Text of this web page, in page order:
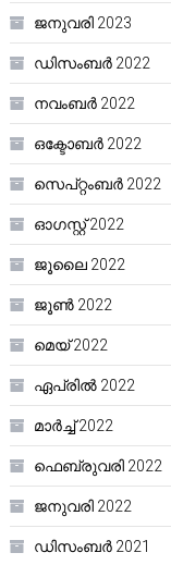
ജനുവരി 2023
ഡിസംബർ 2022
നവംബർ 2022
ഒക്ടോബർ 2022
സെപ്റ്റംബർ 2022
ഓഗസ്റ്റ്‌ 2022
ജൂലൈ 2022
ജൂൺ 2022
മെയ്‌ 2022
ഏപ്രിൽ 2022
മാർച്ച്‌ 2022
ഫെബ്രുവരി 2022
ജനുവരി 2022
ഡിസംബർ 2021